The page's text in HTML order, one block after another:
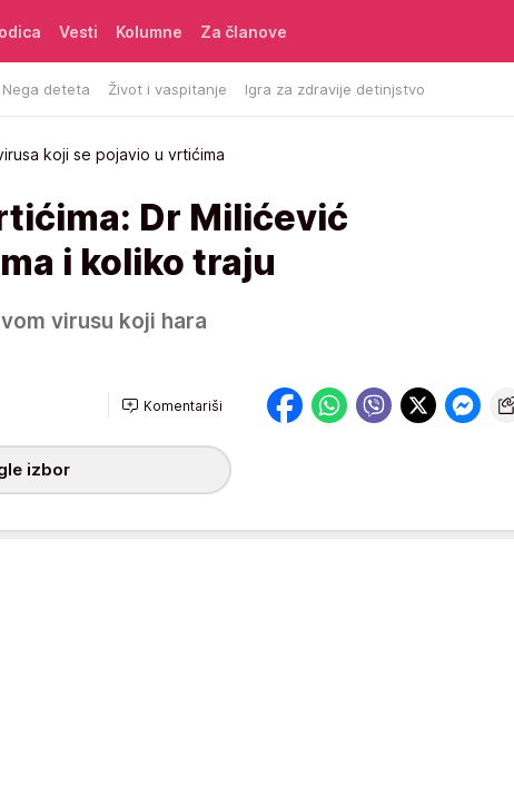
Nega deteta Život i vaspitanje Igra za zdravije detinjstvo
Vesti Kolumne Za članove
koji se pojavio u vrtićima
Dr Milićević
i koliko traju
virusu koji hara
Komentariši
izbor